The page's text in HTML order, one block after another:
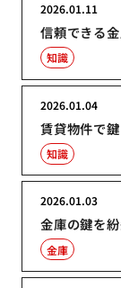
信頼できる
2026.01.11
知識
賃貸物件で
2026.01.04
知識
金庫の鍵を
2026.01.03
金庫